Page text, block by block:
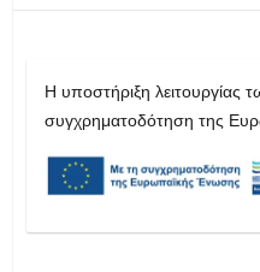
H υποστήριξη λειτουργίας
συγχρηματοδότηση της